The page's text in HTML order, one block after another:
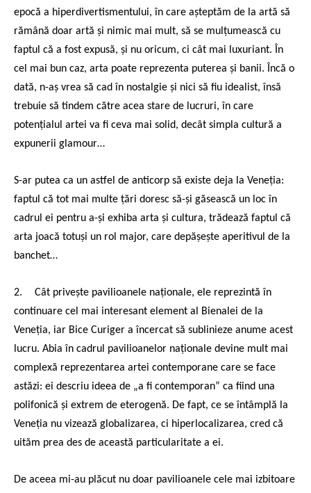
epocă a hiperdivertismentului, în care așteptăm de la artă să
rămână doar artă și nimic mai mult, să se mulțumească cu
faptul că a fost expusă, și nu oricum, ci cât mai luxuriant. În
cel mai bun caz, arta poate reprezenta puterea și banii. Încă o
dată, n-aș vrea să cad în nostalgie și nici să fiu idealist, însă
trebuie să tindem către acea stare de lucruri, în care
potențialul artei va fi ceva mai solid, decât simpla cultură a
expunerii glamour…
S-ar putea ca un astfel de anticorp să existe deja la Veneția:
faptul că tot mai multe țări doresc să-și găsească un loc în
cadrul ei pentru a-și exhiba arta și cultura, trădează faptul că
arta joacă totuși un rol major, care depășește aperitivul de la
banchet…
2.
Cât privește pavilioanele naționale, ele reprezintă în
continuare cel mai interesant element al Bienalei de la
Veneția, iar Bice Curiger a încercat să sublinieze anume acest
lucru. Abia în cadrul pavilioanelor naționale devine mult mai
complexă reprezentarea artei contemporane care se face
astăzi: ei descriu ideea de „a fi contemporan” ca fiind una
polifonică și extrem de eterogenă. De fapt, ce se întâmplă la
Veneția nu vizează globalizarea, ci hiperlocalizarea, cred că
uităm prea des de această particularitate a ei.
De aceea mi-au plăcut nu doar pavilioanele cele mai izbitoare